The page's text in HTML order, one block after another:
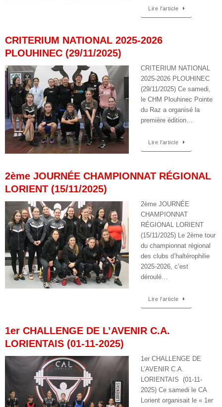
Lire l’article
CRITERIUM NATIONAL 2025-2026
PLOUHINEC (29/11/2025)
CRITERIUM NATIONAL
2025-2026 PLOUHINEC
(29/11/2025) Ce samedi,
le CHM Plouhinec Pointe
du Raz a organisé la
première édition…
Lire l’article
2ème JOURNÉE CHAMPIONNAT RÉGIONAL
LORIENT (15/11/2025)
2ème JOURNÉE
CHAMPIONNAT
RÉGIONAL LORIENT
(15/11/2025) Le 2ème tour
du championnat régional
des clubs d’haltérophilie
2025-2026, c’est
déroulé…
Lire l’article
1er CHALLENGE DE L’AVENIR C.A.
LORIENTAIS (01-11-2025)
1er CHALLENGE DE
L’AVENIR C.A.
LORIENTAIS (01-11-
2025) Ce samedi le CA
Lorient organisait le « 1er